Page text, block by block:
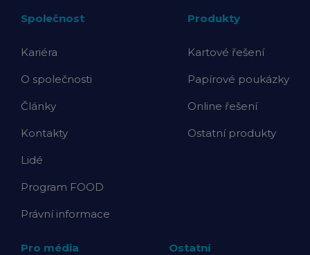
Společnost
Kariéra
O společnosti
Články
Kontakty
Lidé
Program FOOD
Právní informace
Produkty
Kartové řešení
Papírové poukázky
Online řešení
Ostatní produkty
Pro média Ostatní